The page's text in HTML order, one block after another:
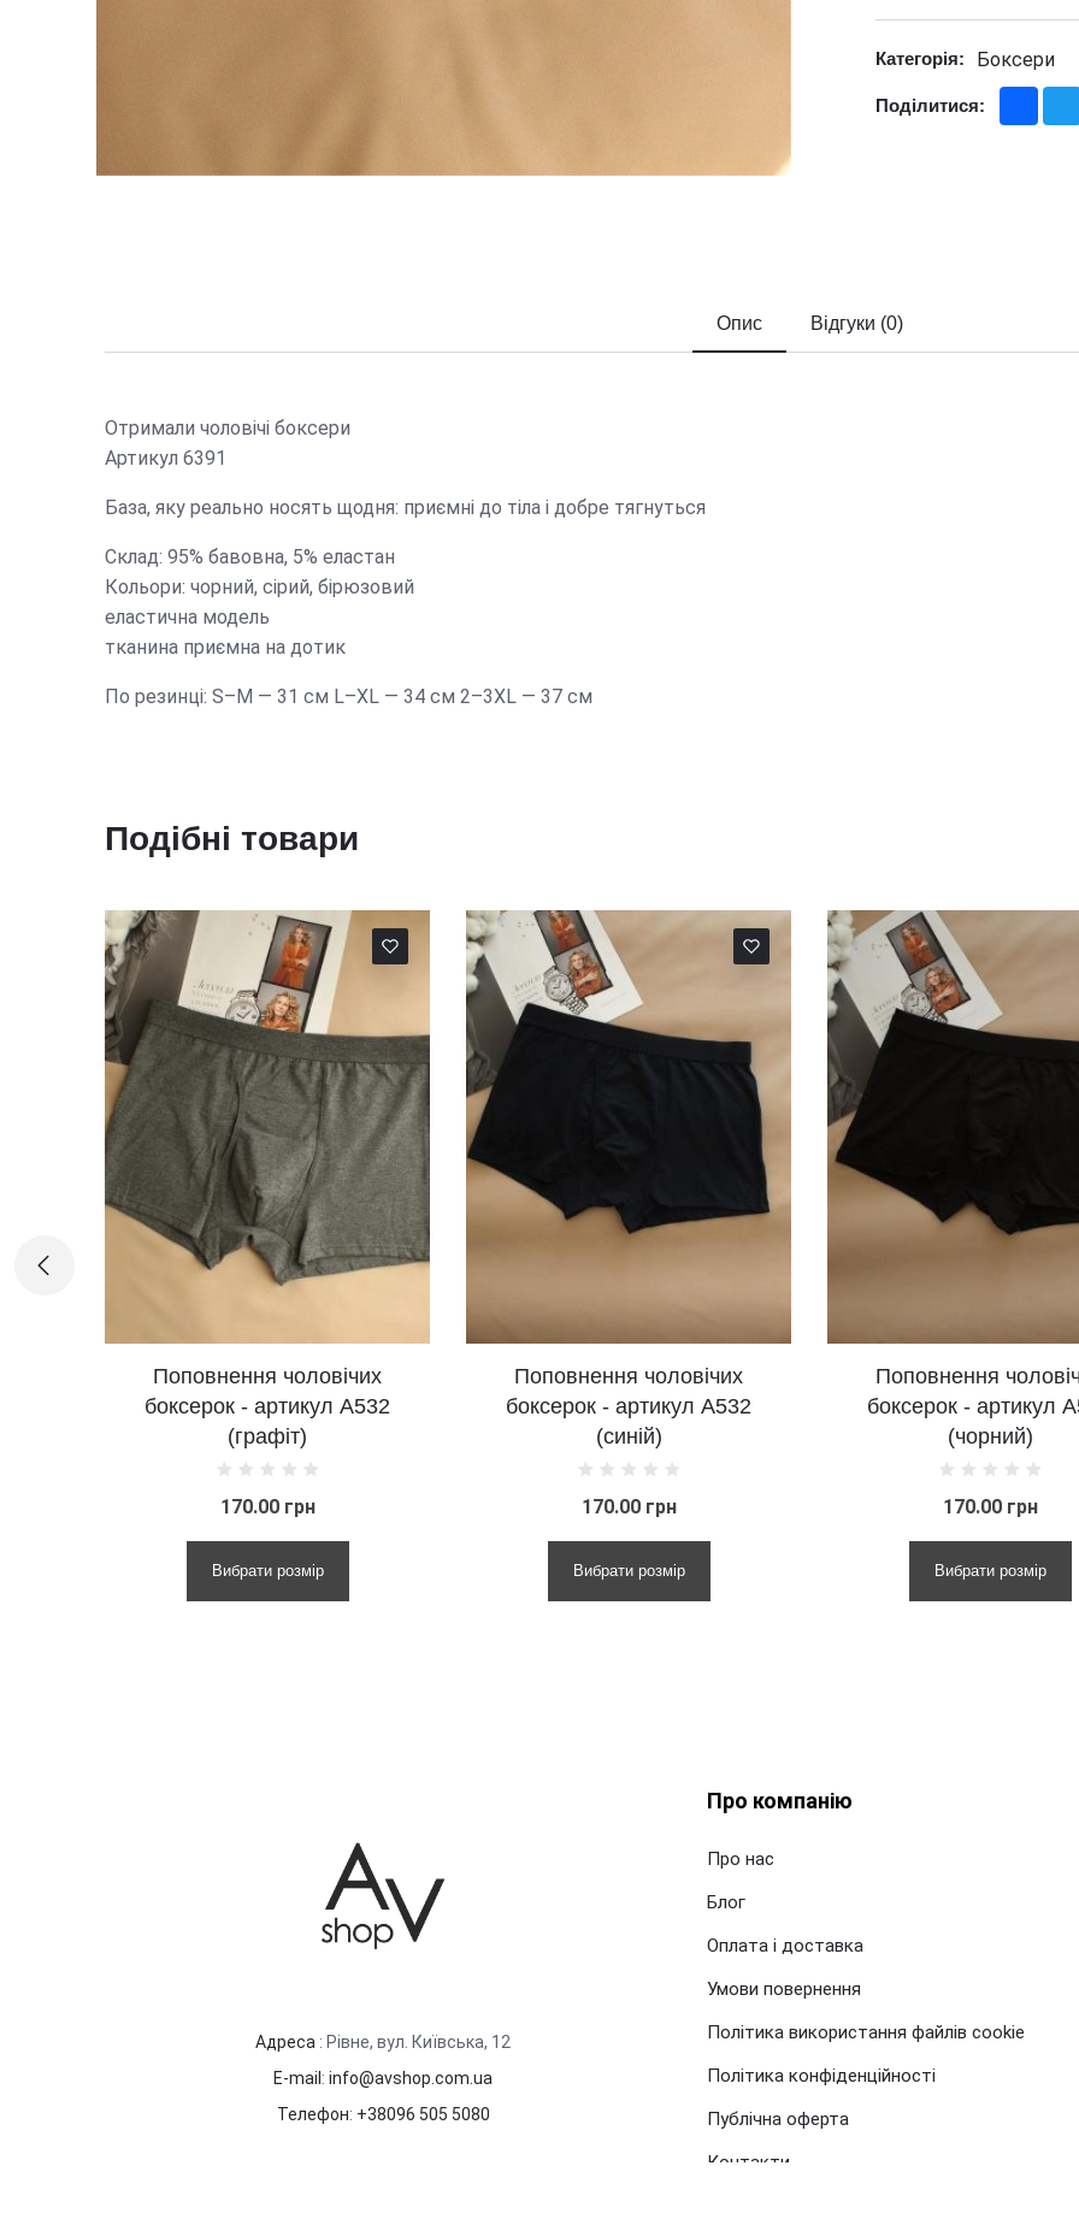
Категорія: Боксери
Поділитися:
Опис Відгуки (0)
Отримали чоловічі боксери
Артикул 6391
База, яку реально носять щодня: приємні до тіла і добре тягнуться
Склад: 95% бавовна, 5% еластан
Кольори: чорний, сірий, бірюзовий
еластична модель
тканина приємна на дотик
По резинці: S–M — 31 см L–XL — 34 см 2–3XL — 37 см
Подібні товари
чоловічих
- артикул А532
Поповнення чоловічих
боксерок - артикул А532
Поповнення чоловічих
боксерок - артикул А532
Адреса : Рівне, вул. Київська, 12
E-mail : info@avshop.com.ua
Телефон: +38096 505 5080
Про компанію
Про нас
Блог
Оплата і доставка
Умови повернення
Політика використання файлів cookie
Політика конфіденційності
Публічна оферта
Контакти